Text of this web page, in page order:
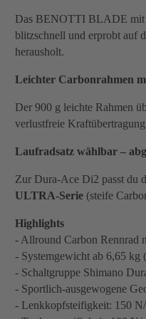
Das BENOTTI BLADE mit
blitzschnell und erprobt auf
herausholt.
Leichter Carbonrahmen
Der 900 g leichte Rahmen
verlustfreie
Laufradsatz wählbar –
Zur Dura-Ace Di2 passt du
ULTRA-Serie (steife
Highlights
- Allround Carbon Rennrad
- Systemgewicht ab 6,65 kg
- Schaltgruppe Shimano
- Sportlich-ausgewogene
- Lenkkopfsteifigkeit: 150